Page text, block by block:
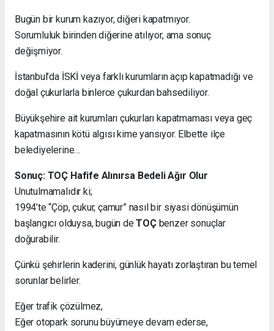
Bugün bir kurum kazıyor, diğeri kapatmıyor.
Sorumluluk birinden diğerine atılıyor, ama sonuç
değişmiyor.
İstanbul’da İSKİ veya farklı kurumların açıp kapatmadığı ve
doğal çukurlarla binlerce çukurdan bahsediliyor.
Büyükşehire ait kurumları çukurları kapatmaması veya geç
kapatmasının kötü algısı kime yansıyor. Elbette ilçe
belediyelerine…
Sonuç: TOÇ Hafife Alınırsa Bedeli Ağır Olur
Unutulmamalıdır ki;
1994’te “Çöp, çukur, çamur” nasıl bir siyasi dönüşümün
başlangıcı olduysa, bugün deTOÇbenzer sonuçlar
doğurabilir.
Çünkü şehirlerin kaderini, günlük hayatı zorlaştıran bu temel
sorunlar belirler.
Eğer trafik çözülmez,
Eğer otopark sorunu büyümeye devam ederse,